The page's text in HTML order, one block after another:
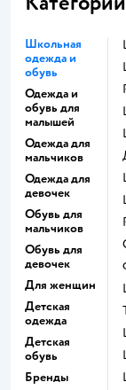
Школьная
одежда и
обувь
Одежда и
обувь для
малышей
Одежда для
мальчиков
Одежда для
девочек
Обувь для
мальчиков
Обувь для
девочек
Для женщин
Детская
одежда
Детская
обувь
Бренды